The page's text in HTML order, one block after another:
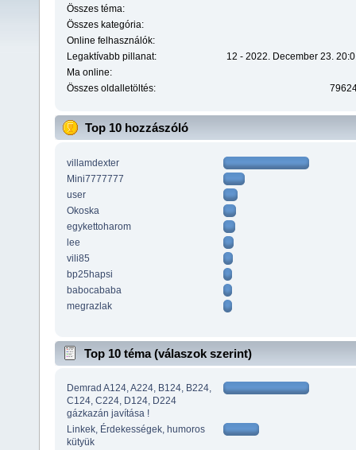
Összes téma:
Összes kategória:
Online felhasználók:
Legaktívabb pillanat:
12 - 2022. December 23.
Ma online:
Összes oldalletöltés:
Top 10 hozzászóló
villamdexter
Mini7777777
user
Okoska
egykettoharom
lee
vili85
bp25hapsi
babocababa
megrazlak
Top 10 téma (válaszok szerint)
Demrad A124, A224, B124, B224,
C124, C224, D124, D224
gázkazán javítása !
Linkek, Érdekességek, humoros
kütyük